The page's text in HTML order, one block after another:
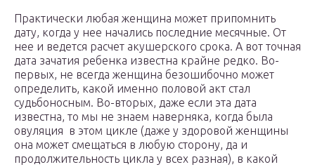
Практически любая женщина может припомнить
дату, когда у нее начались последние месячные. От
нее и ведется расчет акушерского срока. А вот точная
дата зачатия ребенка известна крайне редко. Во-
первых, не всегда женщина безошибочно может
определить, какой именно половой акт стал
судьбоносным. Во-вторых, даже если эта дата
известна, то мы не знаем наверняка, когда была
овуляция в этом цикле (даже у здоровой женщины
она может смещаться в любую сторону, да и
продолжительность цикла у всех разная), в какой